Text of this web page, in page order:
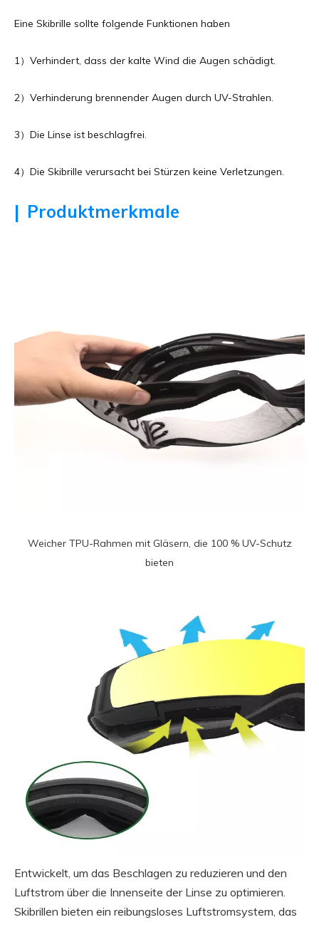
Eine Skibrille sollte folgende Funktionen haben
1）Verhindert, dass der kalte Wind die Augen schädigt.
2）Verhinderung brennender Augen durch UV-Strahlen.
3） Die Linse ist beschlagfrei.
4） Die Skibrille verursacht bei Stürzen keine Verletzungen.
| Produktmerkmale
Weicher TPU-Rahmen mit Gläsern, die 100 % UV-Schutz
bieten
Entwickelt, um das Beschlagen zu reduzieren und den
Luftstrom über die Innenseite der Linse zu optimieren.
Skibrillen bieten ein reibungsloses Luftstromsystem, das